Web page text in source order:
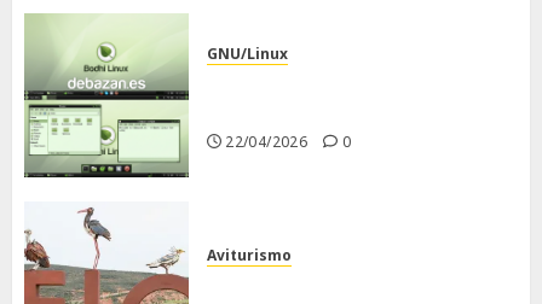
GNU/Linux
22/04/2026 0
Aviturismo